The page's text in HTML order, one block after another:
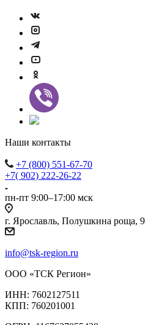
Наши контакты
+7 (800) 551-67-70
+7( 902) 222-26-22
пн-пт 9:00–17:00 мск
г. Ярославль, Полушкина роща, 9
info@tsk-region.ru
ООО «ТСК Регион»
ИНН: 7602127511
КПП: 760201001